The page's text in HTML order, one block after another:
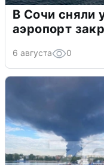
В Сочи сняли
аэропорт
6 августа 0